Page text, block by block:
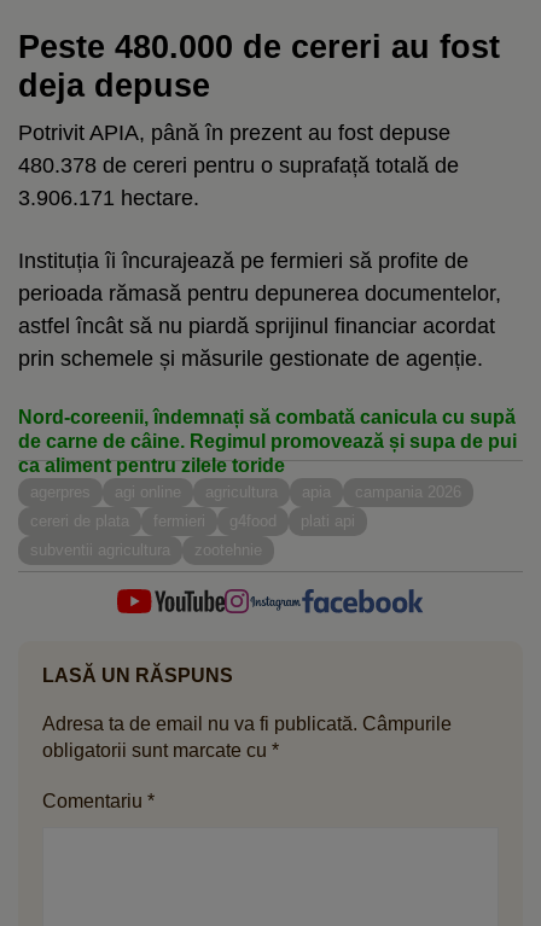
Peste 480.000 de cereri au fost
deja depuse
Potrivit APIA, până în prezent au fost depuse
480.378 de cereri pentru o suprafață totală de
3.906.171 hectare.
Instituția îi încurajează pe fermieri să profite de
perioada rămasă pentru depunerea documentelor,
astfel încât să nu piardă sprijinul financiar acordat
prin schemele și măsurile gestionate de agenție.
Nord-coreenii, îndemnați să combată canicula cu supă
de carne de câine. Regimul promovează și supa de pui
ca aliment pentru zilele toride
agerpres agi online agricultura apia
campania 2026
cereri de plata
fermieri g4food
plati api
subventii agricultura
zootehnie
LASĂ UN RĂSPUNS
Adresa ta de email nu va fi publicată. Câmpurile
obligatorii sunt marcate cu *
Comentariu *